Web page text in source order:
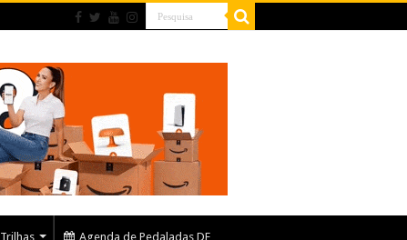
Trilhas Agenda de Pedaladas DF